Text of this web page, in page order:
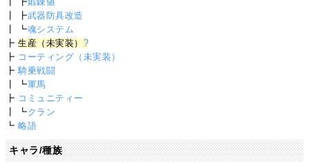
┃ ┣武器防具改造
┃ ┗魂システム
┣生産（未実装） ?
┣ コーティング（未実装）
┣騎乗戦闘
┃ ┗軍馬
┣ コミュニティー
┃ ┗クラン
┗略語
キャラ/種族